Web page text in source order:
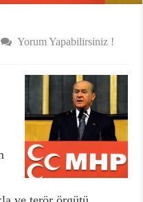
Yorum Yapabilirsiniz !